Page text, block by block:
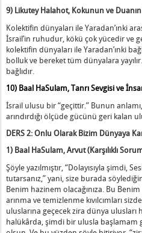
Anlamları
9) Likutey Halahot, Kokunun ve
Kolektifin dünyaları ile Yaradan’ınki
İsrail’in ruhudur, kökü çok yücedir ve
kolektifin dünyaları ile Yaradan’ınki
bolluk ve bereket tüm dünyalara
bağlıdır.
10) Baal HaSulam, Tanrı Sevgisi ve
İsrail ulusu bir “geçittir.” Bunun
arındırdığı ölçüde gücünü geri kalan
DERS 2: Onlu Olarak Bizim Dünyaya
1) Baal HaSulam, Arvut (Karşılıklı
Şöyle yazılmıştır, “Dolayısıyla şimdi,
tutarsanız,” yani, size burada
Benim hazinem olacağınıza. Bu
arınma ve temizlenme kıvılcımları
uluslarına geçecek zira dünya
halükârda, şimdi bir ulusla başlamam